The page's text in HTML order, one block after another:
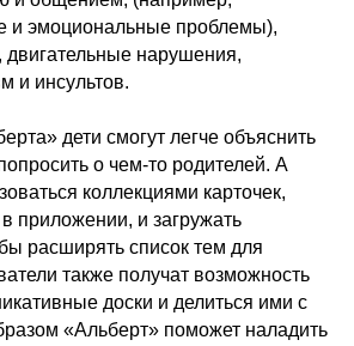
и эмоциональные проблемы),
двигательные нарушения,
и инсультов.
дети смогут легче объяснить
о чем-то родителей. А
коллекциями карточек,
приложении, и загружать
расширять список тем для
также получат возможность
доски и делиться ими с
«Альберт» поможет наладить